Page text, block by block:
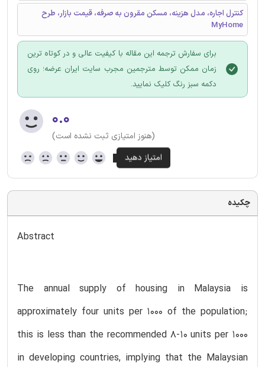
کنترل اجاره، مدل هزینه، مسکن مقرون به صرفه، قیمت بازار، طرح
MyHome
برای سفارش ترجمه این مقاله با کیفیت عالی و در کوتاه ترین
زمان ممکن توسط مترجمین مجرب سایت ایران عرضه؛ روی
دکمه سبز رنگ کلیک نمایید.
۰.۰
(هنوز امتیازی ثبت نشده است)
چکیده
Abstract
The annual supply of housing in Malaysia is
approximately four units per 1000 of the population;
this is less than the recommended 8-10 units per 1000
in developing countries, implying that the Malaysian